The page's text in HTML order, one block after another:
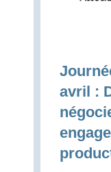
avril :